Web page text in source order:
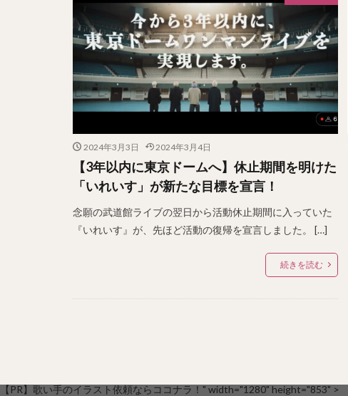
2024年3月3日 2024年3月4日
【3年以内に東京ドームへ】休止期間を明けた
「いれいす」が新たな目標を宣言！
念願の武道館ライブの翌日から活動休止期間に入っていた
『いれいす』が、先ほど活動の復帰を宣言しました。 […]
続きを読む
【PR】歌い手のイラスト依頼ならココナラ！" width="1280" height="853" >